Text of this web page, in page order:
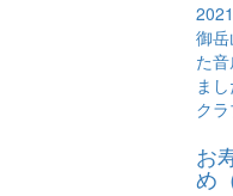
御
た
ま
ク
お
め